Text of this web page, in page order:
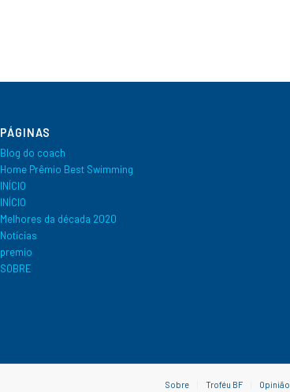
PÁGINAS
Blog do coach
Home Prêmio Best Swimming
INÍCIO
INÍCIO
Melhores da década 2020
Notícias
premio
SOBRE
Sobre Troféu BF Opinião